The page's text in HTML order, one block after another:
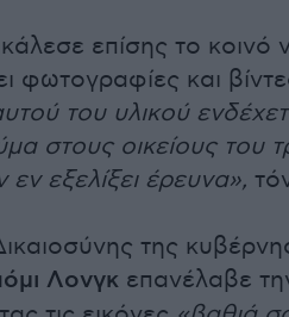
επίσης το κοινό
φωτογραφίες και
του υλικού
στους οικείους του
εν εξελίξει έρευνα»,
της
Λονγκ επανέλαβε